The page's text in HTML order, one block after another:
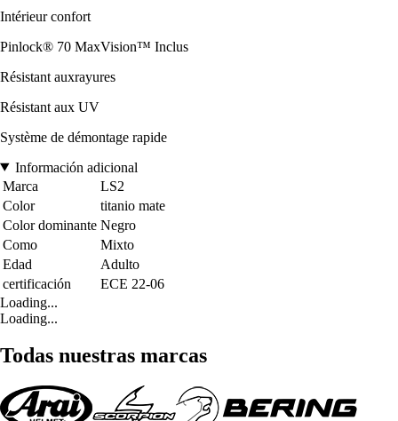
Intérieur confort
Pinlock® 70 MaxVision™ Inclus
Résistant auxrayures
Résistant aux UV
Système de démontage rapide
Información adicional
Marca
LS2
Color
titanio mate
Color dominante Negro
Como
Mixto
Edad
Adulto
certificación
ECE 22-06
Loading...
Loading...
Todas nuestras marcas